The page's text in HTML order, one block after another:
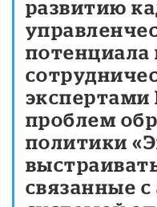
развитию
потенциала
экспертами
проблем
политики
связанные